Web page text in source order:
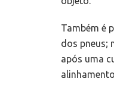
Também é
dos pneus;
após uma